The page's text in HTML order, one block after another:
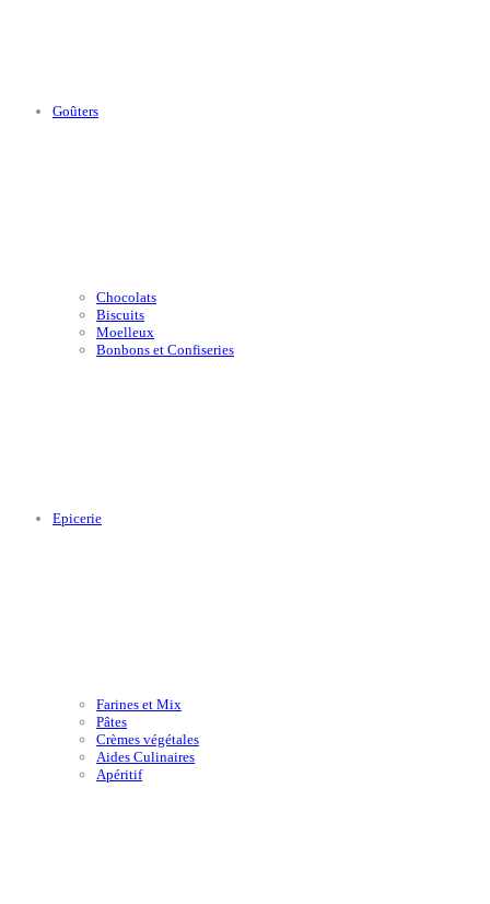
Goûters
Chocolats
Biscuits
Moelleux
Bonbons et Confiseries
Epicerie
Farines et Mix
Pâtes
Crèmes végétales
Aides Culinaires
Apéritif